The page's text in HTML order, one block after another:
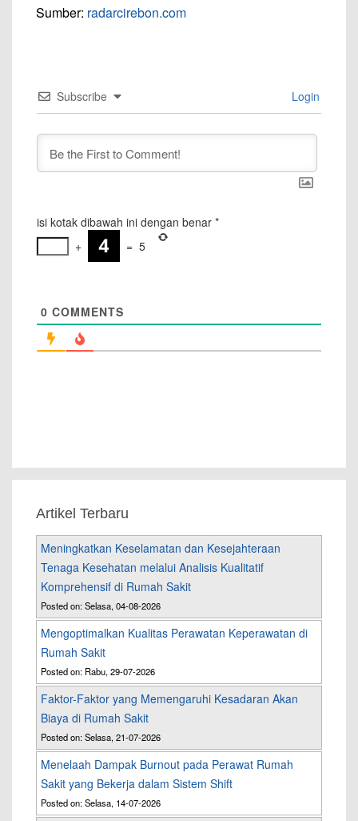
Sumber: radarcirebon.com
Subscribe Login
isi kotak dibawah ini dengan benar *
+
= 5
0 COMMENTS
Artikel Terbaru
Meningkatkan Keselamatan dan Kesejahteraan
Tenaga Kesehatan melalui Analisis Kualitatif
Komprehensif di Rumah Sakit
Posted on: Selasa, 04-08-2026
Mengoptimalkan Kualitas Perawatan Keperawatan di
Rumah Sakit
Posted on: Rabu, 29-07-2026
Faktor-Faktor yang Memengaruhi Kesadaran Akan
Biaya di Rumah Sakit
Posted on: Selasa, 21-07-2026
Menelaah Dampak Burnout pada Perawat Rumah
Sakit yang Bekerja dalam Sistem Shift
Posted on: Selasa, 14-07-2026